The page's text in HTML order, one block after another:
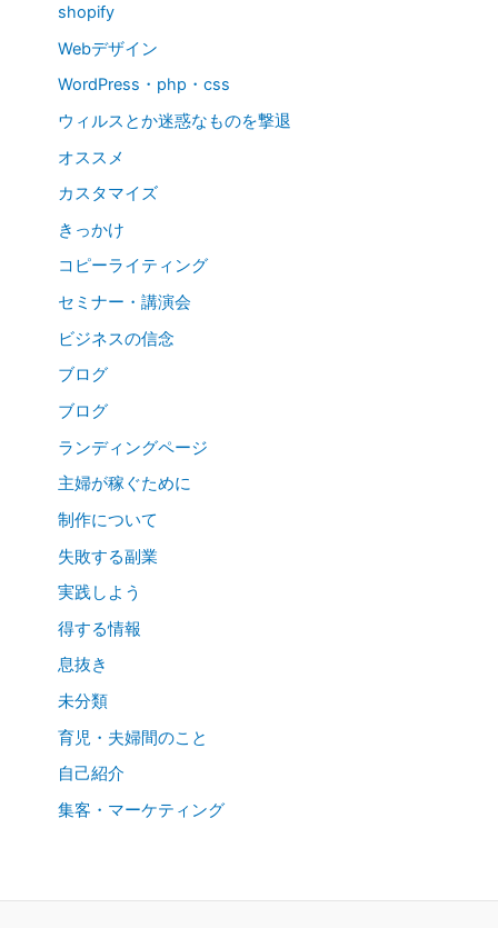
shopify
Webデザイン
WordPress・php・css
ウィルスとか迷惑なものを撃退
オススメ
カスタマイズ
きっかけ
コピーライティング
セミナー・講演会
ビジネスの信念
ブログ
ブログ
ランディングページ
主婦が稼ぐために
制作について
失敗する副業
実践しよう
得する情報
息抜き
未分類
育児・夫婦間のこと
自己紹介
集客・マーケティング